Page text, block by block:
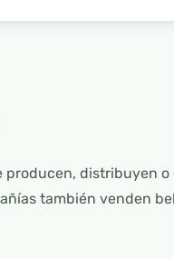
distribuyen o
también venden